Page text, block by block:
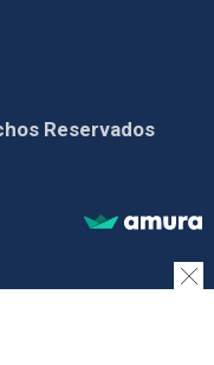
Reservados